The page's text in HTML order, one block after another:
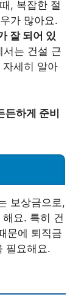
, 복잡한 절
가 많아요.
잘 되어 있
서는 건설 근
세히 알아
든하게 준비
보상금으로,
요. 특히 건
문에 퇴직금
필요해요.